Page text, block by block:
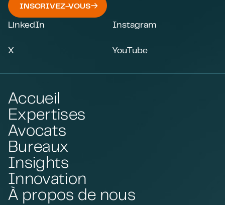
INSCRIVEZ-VOUS
LinkedIn Instagram
X YouTube
Accueil
Expertises
Avocats
Bureaux
Insights
Innovation
À propos de nous